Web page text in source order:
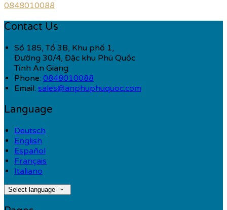
0848010088
Contact Us
Số 185, Tổ 3B, Khu phố 1,
Đường 30/4, Đặc khu Phú Quốc
Tỉnh An Giang
Phone: 0848010088
Email: sales@anphuphuquoc.com
Language
Deutsch
English
Español
Français
Italiano
Select language